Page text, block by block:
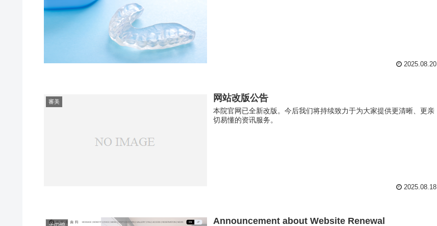
2025.08.20
審美 网站改版公告
本院官网已全新改版。今后我们将持续致力于为大家提供更清晰、更亲
切易懂的资讯服务。
2025.08.18
その他 Announcement about Website Renewal